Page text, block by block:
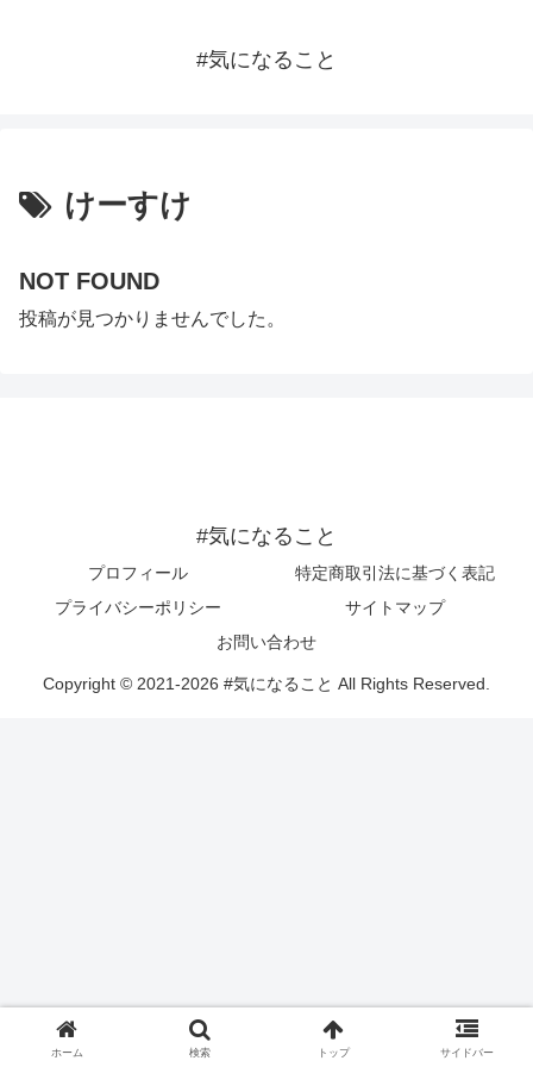
#気になること
けーすけ
NOT FOUND
投稿が見つかりませんでした。
#気になること
プロフィール
特定商取引法に基づく表記
プライバシーポリシー
サイトマップ
お問い合わせ
Copyright © 2021-2026 #気になること All Rights Reserved.
ホーム 検索 トップ サイドバー